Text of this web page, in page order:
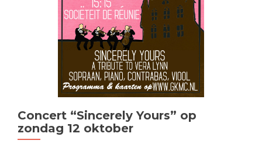
Concert “Sincerely Yours” op
zondag 12 oktober